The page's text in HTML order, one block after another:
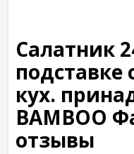
Салатник
кух.
BAMBOO
отзывы